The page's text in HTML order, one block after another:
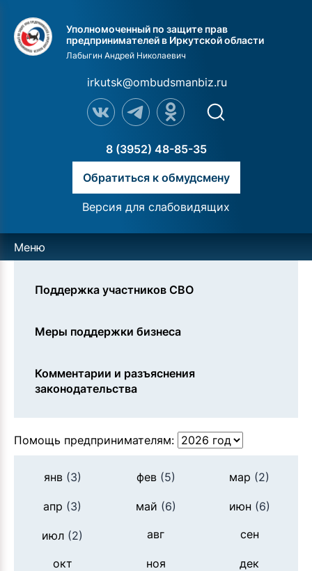
Уполномоченный по защите прав
предпринимателей в Иркутской области
Лабыгин Андрей Николаевич
irkutsk@ombudsmanbiz.ru
8 (3952) 48-85-35
Обратиться к обмудсмену
Версия для слабовидящих
Меню
Поддержка участников СВО
Меры поддержки бизнеса
Комментарии и разъяснения
законодательства
Помощь предпринимателям:
янв(3) фев(5) мар (2)
апр (3) май (6) июн (6)
июл (2) авг сен
окт ноя дек